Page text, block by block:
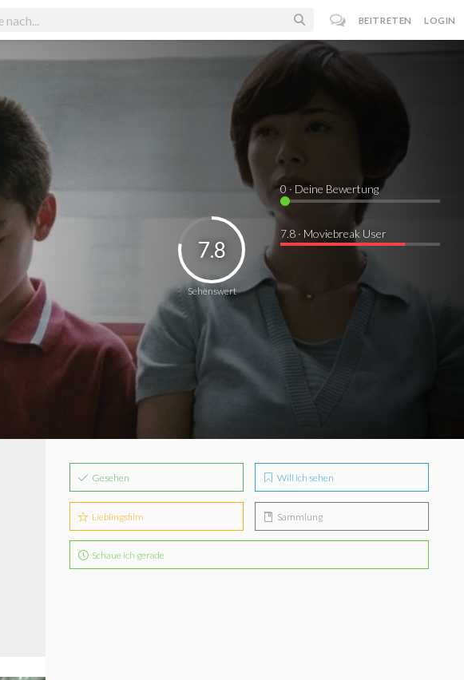
BEITRETEN LOGIN
Sehenswert
7.8
0 · Deine Bewertung
7.8 · Moviebreak User
Gesehen Will ich sehen
Lieblingsfilm Sammlung
Schaue ich gerade